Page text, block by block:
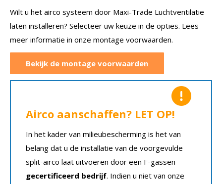
Wilt u het airco systeem door Maxi-Trade Luchtventilatie
laten installeren? Selecteer uw keuze in de opties. Lees
meer informatie in onze montage voorwaarden.
Bekijk de montage voorwaarden
Airco aanschaffen? LET OP!
In het kader van milieubescherming is het van
belang dat u de installatie van de voorgevulde
split-airco laat uitvoeren door een F-gassen
gecertificeerd bedrijf. Indien u niet van onze